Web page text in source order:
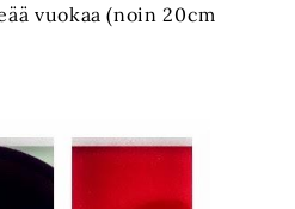
vuokaa (noin 20cm